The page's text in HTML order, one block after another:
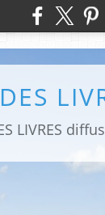
LIVRES